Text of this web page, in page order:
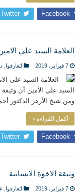
Facebook
Twitter
العلامة السيد علي
7 فبراير، 2019 لتعارفوا ,
العلامة السيد علي
السيد علي الأمين أن
ومن شيخ الأزهر الدكتور
أكمل القراءة »
Facebook
Twitter
وثيقة الاخوة الانسانية
7 فبراير، 2019 لتعارفوا ,